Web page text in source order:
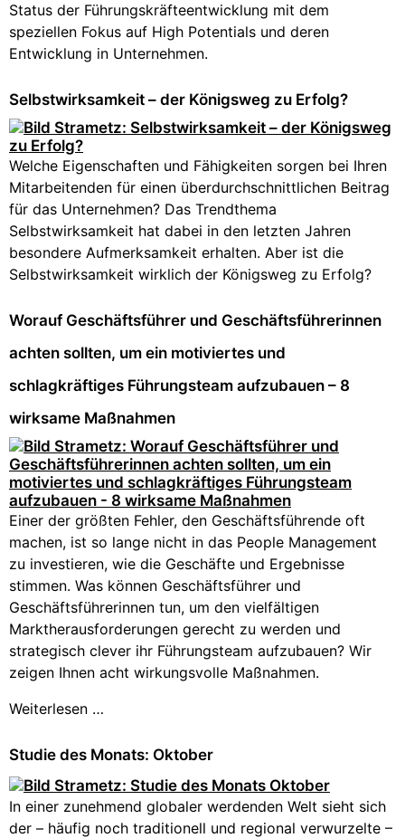
Status der Führungskräfteentwicklung mit dem
speziellen Fokus auf High Potentials und deren
Entwicklung in Unternehmen.
Selbstwirksamkeit – der Königsweg zu Erfolg?
Welche Eigenschaften und Fähigkeiten sorgen bei Ihren
Mitarbeitenden für einen überdurchschnittlichen Beitrag
für das Unternehmen? Das Trendthema
Selbstwirksamkeit hat dabei in den letzten Jahren
besondere Aufmerksamkeit erhalten. Aber ist die
Selbstwirksamkeit wirklich der Königsweg zu Erfolg?
Worauf Geschäftsführer und Geschäftsführerinnen
achten sollten, um ein motiviertes und
schlagkräftiges Führungsteam aufzubauen – 8
wirksame Maßnahmen
Einer der größten Fehler, den Geschäftsführende oft
machen, ist so lange nicht in das People Management
zu investieren, wie die Geschäfte und Ergebnisse
stimmen. Was können Geschäftsführer und
Geschäftsführerinnen tun, um den vielfältigen
Marktherausforderungen gerecht zu werden und
strategisch clever ihr Führungsteam aufzubauen? Wir
zeigen Ihnen acht wirkungsvolle Maßnahmen.
Weiterlesen …
Studie des Monats: Oktober
In einer zunehmend globaler werdenden Welt sieht sich
der – häufig noch traditionell und regional verwurzelte –